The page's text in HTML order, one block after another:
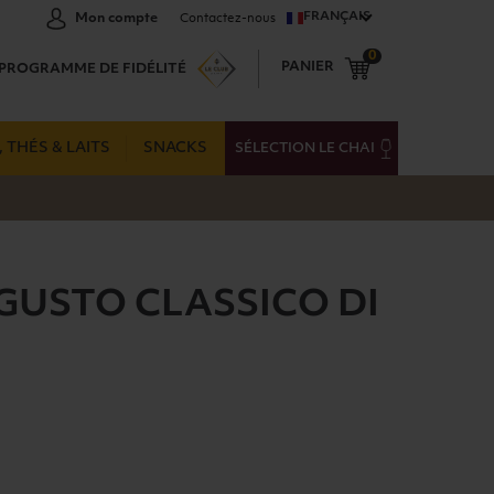
Mon compte Contactez-nous FRANÇAIS
PROGRAMME DE FIDÉLITÉ PANIER
0
THÉS & LAITS SNACKS SÉLECTION LE CHAI
CLASSICO DI